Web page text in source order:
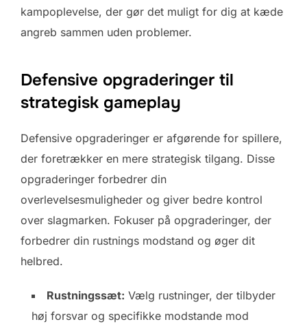
kampoplevelse, der gør det muligt for dig at kæde
angreb sammen uden problemer.
Defensive opgraderinger til
strategisk gameplay
Defensive opgraderinger er afgørende for spillere,
der foretrækker en mere strategisk tilgang. Disse
opgraderinger forbedrer din
overlevelsesmuligheder og giver bedre kontrol
over slagmarken. Fokuser på opgraderinger, der
forbedrer din rustnings modstand og øger dit
helbred.
Rustningssæt: Vælg rustninger, der tilbyder
høj forsvar og specifikke modstande mod